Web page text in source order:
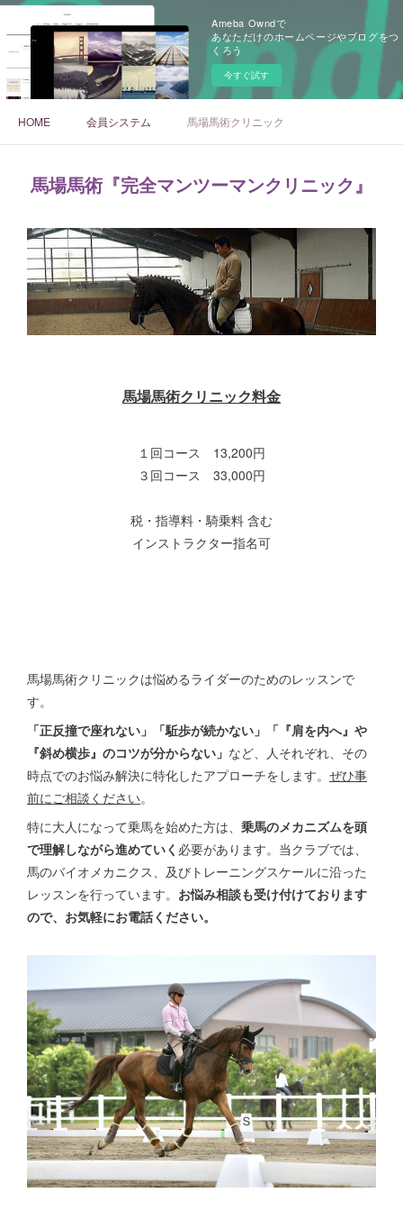
Ameba Owndで
あなただけのホームページやブログをつ
くろう
今すぐ試す
HOME 会員システム 馬場馬術クリニック
馬場馬術『完全マンツーマンクリニック』
馬場馬術クリニック料金
１回コース 13,200円
３回コース 33,000円
税・指導料・騎乗料 含む
インストラクター指名可
馬場馬術クリニックは悩めるライダーのためのレッスンで
す。
「正反撞で座れない」「駈歩が続かない」
「『肩を内へ』や
『斜め横歩』のコツが分からない」 など、人それぞれ、その
時点でのお悩み解決に特化したアプローチをします。 ぜひ事
前にご相談ください。
特に大人になって乗馬を始めた方は、 乗馬のメカニズムを頭
で理解しながら進めていく 必要があります。当クラブでは、
馬のバイオメカニクス、及びトレーニングスケールに沿った
レッスンを行っています。 お悩み相談も受け付けております
ので、お気軽にお電話ください。